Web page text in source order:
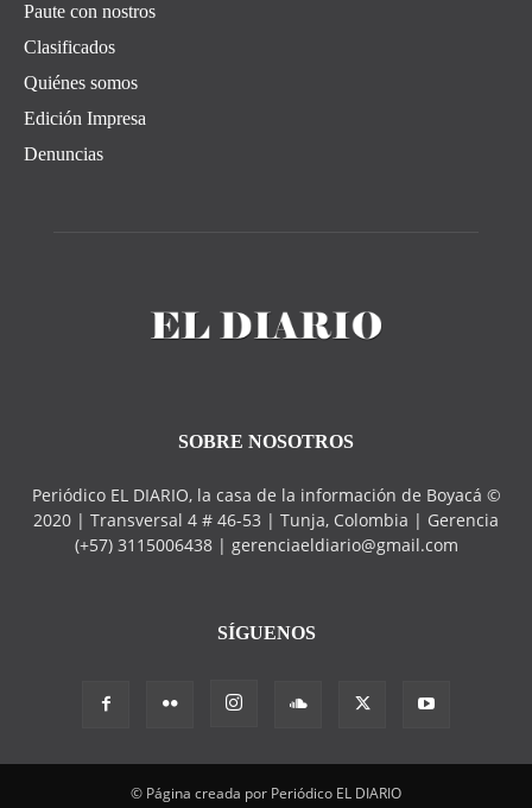
Paute con nostros
Clasificados
Quiénes somos
Edición Impresa
Denuncias
SOBRE NOSOTROS
Periódico EL DIARIO, la casa de la información de Boyacá ©
2020 | Transversal 4 # 46-53 | Tunja, Colombia | Gerencia
(+57) 3115006438 | gerenciaeldiario@gmail.com
SÍGUENOS
© Página creada por Periódico EL DIARIO